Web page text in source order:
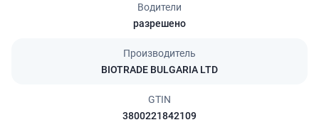
Водители
разрешено
Производитель
BIOTRADE BULGARIA LTD
GTIN
3800221842109